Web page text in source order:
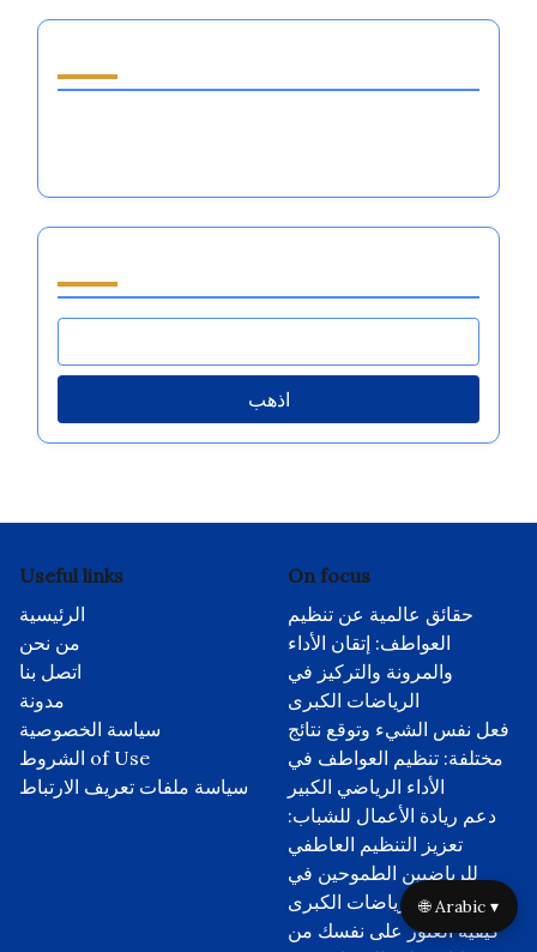
اذهب
Useful links
الرئيسية
من نحن
اتصل بنا
مدونة
سياسة الخصوصية
الشروط of Use
سياسة ملفات تعريف الارتباط
On focus
حقائق عالمية عن تنظيم
العواطف: إتقان الأداء
والمرونة والتركيز في
الرياضات الكبرى
فعل نفس الشيء وتوقع نتائج
مختلفة: تنظيم العواطف في
الأداء الرياضي الكبير
دعم ريادة الأعمال للشباب:
تعزيز التنظيم العاطفي
للرياضيين الطموحين في
الرياضات الكبرى
كيفية العثور على نفسك من
🌐 Arabic ▾